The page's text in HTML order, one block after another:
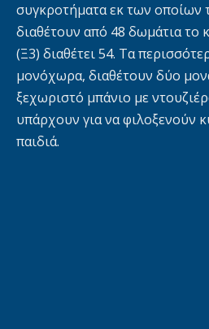
συγκροτήματα εκ των οποίων
διαθέτουν από 48 δωμάτια το
(Ξ3) διαθέτει 54. Τα
μονόχωρα, διαθέτουν δύο
ξεχωριστό μπάνιο με
υπάρχουν για να φιλοξενούν
παιδιά.